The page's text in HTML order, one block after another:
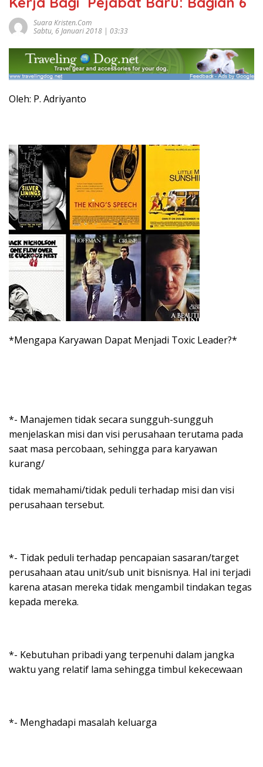
Suara Kristen.com
Sabtu, 6 Januari 2018 | 03:33
Oleh: P. Adriyanto
*Mengapa Karyawan Dapat Menjadi Toxic Leader?*
*- Manajemen tidak secara sungguh-sungguh
menjelaskan misi dan visi perusahaan terutama pada
saat masa percobaan, sehingga para karyawan
kurang/
tidak memahami/tidak peduli terhadap misi dan visi
perusahaan tersebut.
*- Tidak peduli terhadap pencapaian sasaran/target
perusahaan atau unit/sub unit bisnisnya. Hal ini terjadi
karena atasan mereka tidak mengambil tindakan tegas
kepada mereka.
*- Kebutuhan pribadi yang terpenuhi dalam jangka
waktu yang relatif lama sehingga timbul kekecewaan
*- Menghadapi masalah keluarga